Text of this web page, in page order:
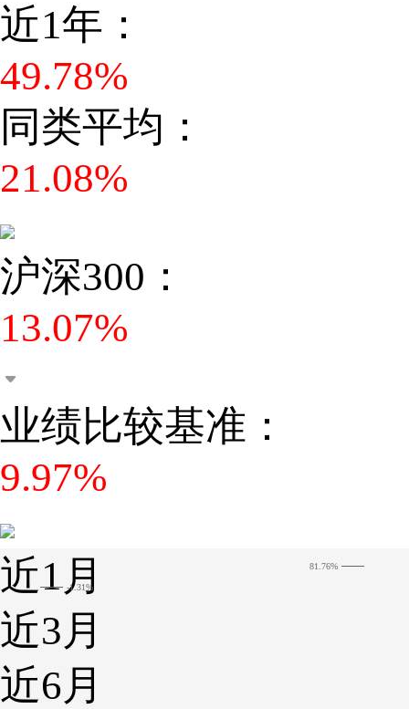
近1年：
49.78%
同类平均：
21.08%
沪深300：
13.07%
业绩比较基准：
9.97%
-1.31%
81.76%
近1月
近3月
近6月